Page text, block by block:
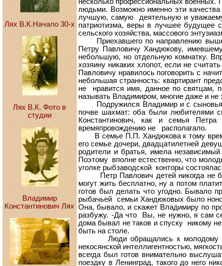
Лях В.К.Начало 30-х
Лях В.К. Фото в
студии
Владимир
Константинович Лях
людьми. Возможно именно эти
лучшую, самую деятельную и
патриотизма, веры в лучшее будущее
сельского хозяйства, массового
Приехавшего по направлению
Петру Павловичу Хандюкову,
небольшую, но отдельную комнатку.
хозяину никаких хлопот, если не
Павловичу нравилось поговорить с
небольшая странность: квартирант
не нравится имя, данное по святцам,
называть Владимиром, многие даже и
Подружился Владимир и с
почве шахмат: оба были любителями
Константинович, как и семья
времяпровождению не располагало.
В семье П.П. Хандюкова к тому
его семье дочери, двадцатилетней
родители и братья, имела
Поэтому вполне естественно, что
уголке рыбзаводской конторы
Петр Павлович детей никогда не
могут жить бесплатно, ну а потом
готов был делать что угодно. Бывало
рыбачьей семьи Хандюковых было
Она, бывало, и скажет Владимиру по
разбужу. -Да что Вы, не нужно, я сам
дома бывал не таков и спуску никому
быть на столе.
Люди обращались к молодому
некосянской интеллигентностью,
всегда был готов внимательно
поездку в Ленинград, такого до него